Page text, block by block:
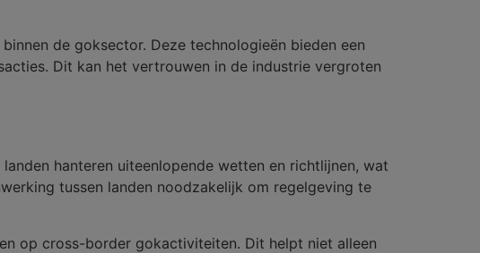
de goksector. Deze technologieën bieden een
Dit kan het vertrouwen in de industrie vergroten
hanteren uiteenlopende wetten en richtlijnen, wat
tussen landen noodzakelijk om regelgeving te
op cross-border gokactiviteiten. Dit helpt niet alleen